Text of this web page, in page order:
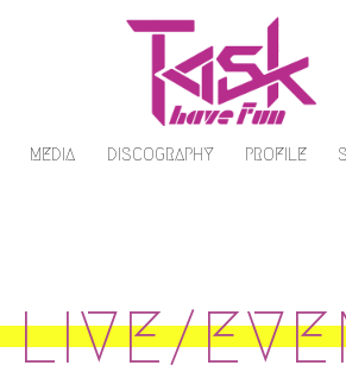
MEDIA DISCOGRAPHY PROFILE
LIVE/